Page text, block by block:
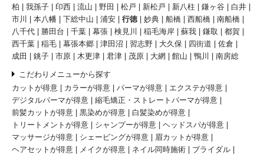
柏
我孫子 印西 流山 野田 松戸 新松戸 新八柱 鎌ヶ谷
白井
市川
本八幡 下総中山 浦安 行徳 妙典 船橋 西船橋
南船橋
八千代
勝田台 千葉 幕張 検見川 稲毛海岸 蘇我 鎌取
都賀
西千葉
稲毛 幕張本郷 津田沼 習志野 大久保 四街道
佐倉
成田
銚子 市原 木更津 君津 茂原 大網 館山 鴨川 南房総
こだわりメニューから探す
カットが得意
カラーが得意 パーマが得意
エクステが得意
デジタルパーマが得意
縮毛矯正・ストレートパーマが得意
前髪カットが得意
黒染めが得意
白髪染めが得意
トリートメントが得意
シャンプーが得意
ヘッドスパが得意
マッサージが得意
シェービングが得意
眉カットが得意
ヘアセットが得意
メイクが得意 ネイル同時施術
ブライダル